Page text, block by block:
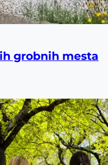
grobnih mesta